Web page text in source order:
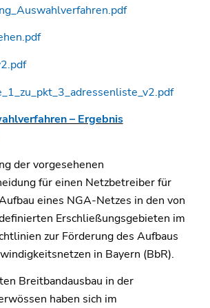
– Ergebnis
der vorgesehenen
für einen Netzbetreiber für
eines NGA-Netzes in den von
Erschließungsgebieten im
zur Förderung des Aufbaus
in Bayern (BbR).
Breitbandausbau in der
haben sich im